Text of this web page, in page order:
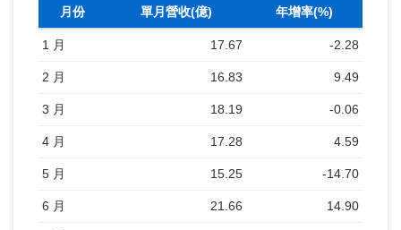
月份 單月營收(億) 年增率(%)
1 月 17.67 -2.28
2 月 16.83 9.49
3 月 18.19 -0.06
4 月 17.28 4.59
5 月 15.25 -14.70
6 月 21.66 14.90